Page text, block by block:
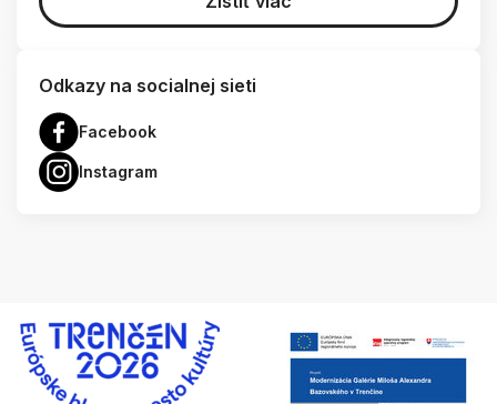
Odkazy na socialnej sieti
Facebook
Instagram